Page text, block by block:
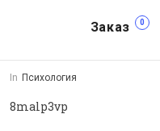
Заказ 0
In Психология
8malp3vp